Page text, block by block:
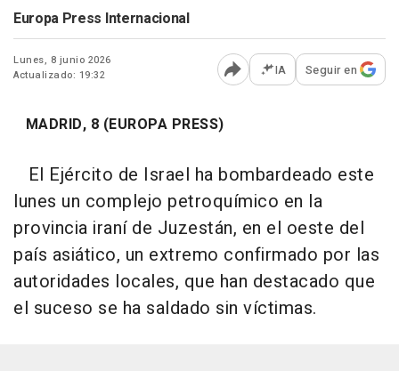
Europa Press Internacional
Lunes, 8 junio 2026
Actualizado: 19:32
Abrir opciones para
IA Seguir en
MADRID, 8 (EUROPA PRESS)
El Ejército de Israel ha bombardeado este
lunes un complejo petroquímico en la
provincia iraní de Juzestán, en el oeste del
país asiático, un extremo confirmado por las
autoridades locales, que han destacado que
el suceso se ha saldado sin víctimas.